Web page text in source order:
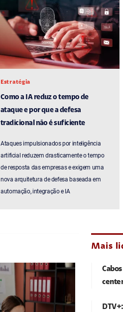
Estratégia
Como a IA reduz o tempo de
ataque e por que a defesa
tradicional não é suficiente
Ataques impulsionados por inteligência
artificial reduzem drasticamente o tempo
de resposta das empresas e exigem uma
nova arquitetura de defesa baseada em
automação, integração e IA
Mais